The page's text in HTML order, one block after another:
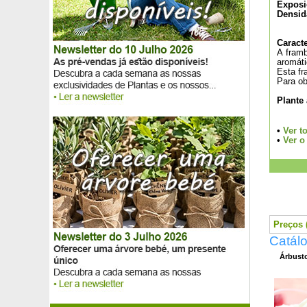
Gerânio 'Tiny Monster'
Giesta comum
Giesta das vassouras
Giesta das vassouras 'Boskoop Ruby'
Giesta das vassouras 'Burkwoodii'
Giesta das vassouras 'La Coquette'
Giesta das vassouras 'Lena'
Gilbardeira
Gipsofila rastejante
Gipsofila rastejante rosa
Glicínia azul
Glicínia branca
Glicínia de Verão
Glicínia rosa
Goiaba-ananás
Goiaba da China, Goiaba-cereja
Goiaba morango
Goji
Goji com bagas amarelas
Grama-coreana, Zoysia
Gramínea do Japão
Gramínea do Japão 'Aureola'
A
Esta
Para
Plante
• Ver
• Ver
Preços